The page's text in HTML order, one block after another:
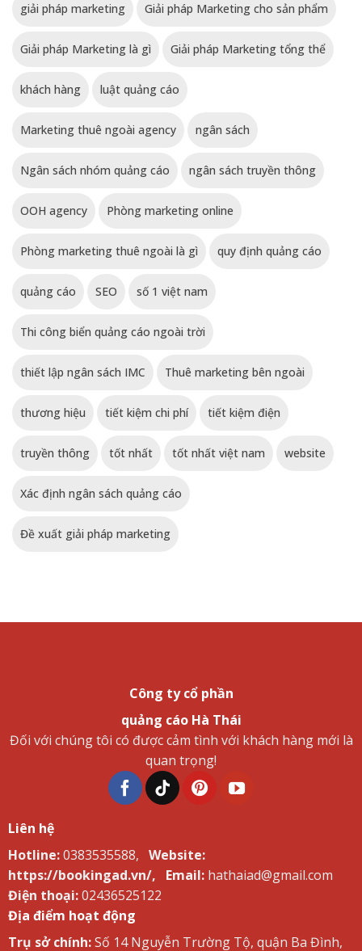
giải pháp marketing Giải pháp Marketing cho sản phẩm
Giải pháp Marketing là gì Giải pháp Marketing tổng thể
khách hàng luật quảng cáo
Marketing thuê ngoài agency ngân sách
Ngân sách nhóm quảng cáo ngân sách truyền thông
OOH agency Phòng marketing online
Phòng marketing thuê ngoài là gì quy định quảng cáo
quảng cáo SEO số 1 việt nam
Thi công biển quảng cáo ngoài trời
thiết lập ngân sách IMC Thuê marketing bên ngoài
thương hiệu tiết kiệm chi phí tiết kiệm điện
truyền thông tốt nhất tốt nhất việt nam website
Xác định ngân sách quảng cáo
Đề xuất giải pháp marketing
Công ty cổ phần
quảng cáo Hà Thái
Đối với chúng tôi có được cảm tình với khách hàng mới là
quan trọng!
Liên hệ
Hotline:0383535588, Website:
https://bookingad.vn/,
Email: hathaiad@gmail.com
Điện thoại:02436525122
Địa điểm hoạt động
Trụ sở chính:Số 14 Nguyễn Trường Tộ, quận Ba Đình,